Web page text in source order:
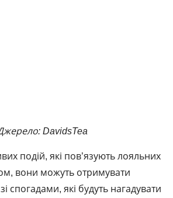
DavidsTea
подій, які пов’язують лояльних
вони можуть отримувати
спогадами, які будуть нагадувати